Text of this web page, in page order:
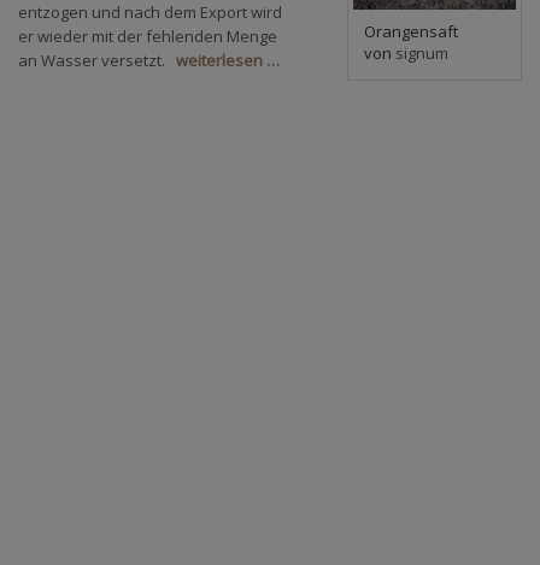
Orangensaft
von signum
entzogen und nach dem Export wird
er wieder mit der fehlenden Menge
an Wasser versetzt. weiterlesen …